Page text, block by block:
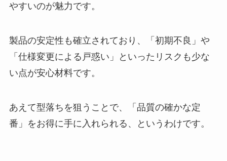
やすいのが魅力です。
製品の安定性も確立されており、「初期不良」や
「仕様変更による戸惑い」といったリスクも少な
い点が安心材料です。
あえて型落ちを狙うことで、「品質の確かな定
番」をお得に手に入れられる、というわけです。